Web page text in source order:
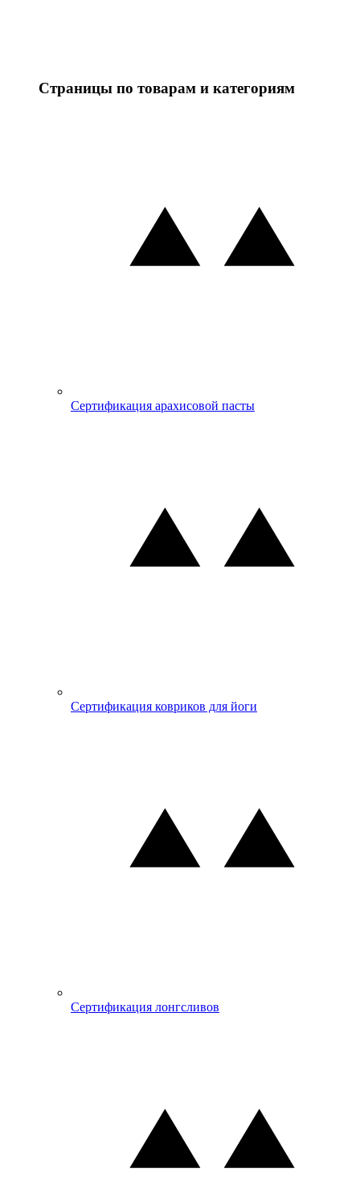
Страницы по товарам и категориям
Сертификация арахисовой пасты
Сертификация ковриков для йоги
Сертификация лонгсливов